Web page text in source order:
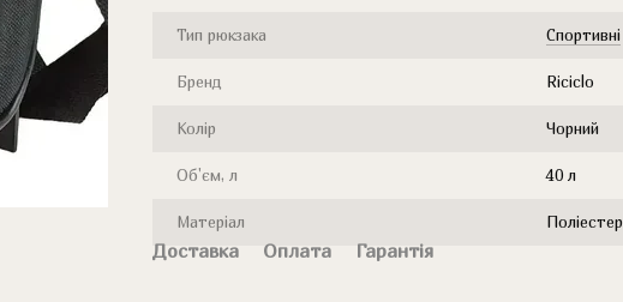
Тип рюкзака Cпортивні
Бренд Riciclo
Колір Чорний
Об'єм, л 40 л
Матеріал Поліестер
Доставка Оплата Гарантія